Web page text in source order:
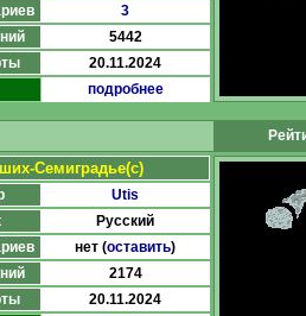
3
5442
20.11.2024
подробнее
Семиградье(с)
Utis
Русский
нет (оставить)
2174
20.11.2024